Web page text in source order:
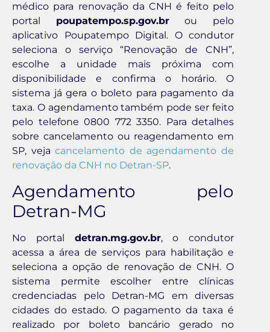
médico para renovação da CNH é feito pelo
portal poupatempo.sp.gov.brou pelo
aplicativo Poupatempo Digital. O condutor
seleciona o serviço “Renovação de CNH”,
escolhe a unidade mais próxima com
disponibilidade e confirma o horário. O
sistema já gera o boleto para pagamento da
taxa. O agendamento também pode ser feito
pelo telefone 0800 772 3350. Para detalhes
sobre cancelamento ou reagendamento em
SP, vejacancelamento de agendamento de
renovação da CNH no Detran-SP.
Agendamento pelo
Detran-MG
No portal detran.mg.gov.br, o condutor
acessa a área de serviços para habilitação e
seleciona a opção de renovação de CNH. O
sistema permite escolher entre clínicas
credenciadas pelo Detran-MG em diversas
cidades do estado. O pagamento da taxa é
realizado por boleto bancário gerado no